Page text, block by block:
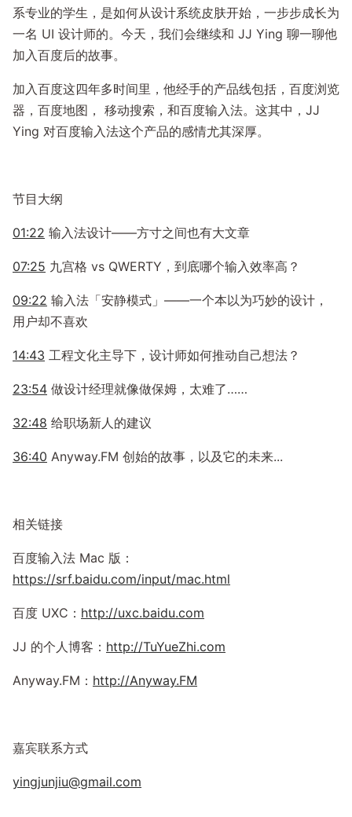
系专业的学生，是如何从设计系统皮肤开始，一步步成长为
一名 UI 设计师的。今天，我们会继续和 JJ Ying 聊一聊他
加入百度后的故事。
加入百度这四年多时间里，他经手的产品线包括，百度浏览
器，百度地图， 移动搜索，和百度输入法。这其中，JJ
Ying 对百度输入法这个产品的感情尤其深厚。
节目大纲
01:22 输入法设计——方寸之间也有大文章
07:25 九宫格 vs QWERTY，到底哪个输入效率高？
09:22 输入法「安静模式」——一个本以为巧妙的设计，
用户却不喜欢
14:43 工程文化主导下，设计师如何推动自己想法？
23:54 做设计经理就像做保姆，太难了……
32:48 给职场新人的建议
36:40 Anyway.FM 创始的故事，以及它的未来...
相关链接
百度输入法 Mac 版：
https://srf.baidu.com/input/mac.html
百度 UXC： http://uxc.baidu.com
JJ 的个人博客： http://TuYueZhi.com
Anyway.FM： http://Anyway.FM
嘉宾联系方式
yingjunjiu@gmail.com